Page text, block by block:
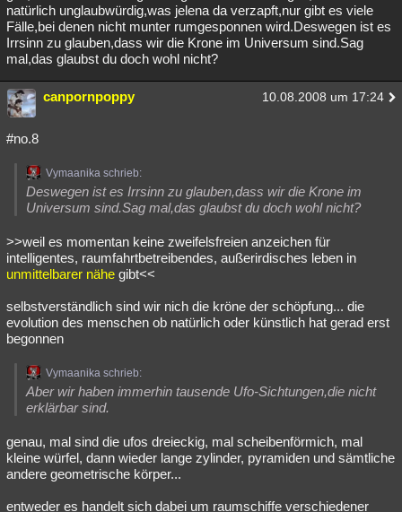
natürlich unglaubwürdig,was jelena da verzapft,nur gibt es viele
Fälle,bei denen nicht munter rumgesponnen wird.Deswegen ist es
Irrsinn zu glauben,dass wir die Krone im Universum sind.Sag
mal,das glaubst du doch wohl nicht?
canpornpoppy 10.08.2008 um 17:24
#no.8
Vymaanika schrieb:
Deswegen ist es Irrsinn zu glauben,dass wir die Krone im
Universum sind.Sag mal,das glaubst du doch wohl nicht?
>>weil es momentan keine zweifelsfreien anzeichen für
intelligentes, raumfahrtbetreibendes, außerirdisches leben in
unmittelbarer nähe gibt<<
selbstverständlich sind wir nich die kröne der schöpfung... die
evolution des menschen ob natürlich oder künstlich hat gerad erst
begonnen
Vymaanika schrieb:
Aber wir haben immerhin tausende Ufo-Sichtungen,die nicht
erklärbar sind.
genau, mal sind die ufos dreieckig, mal scheibenförmich, mal
kleine würfel, dann wieder lange zylinder, pyramiden und sämtliche
andere geometrische körper...
entweder es handelt sich dabei um raumschiffe verschiedener